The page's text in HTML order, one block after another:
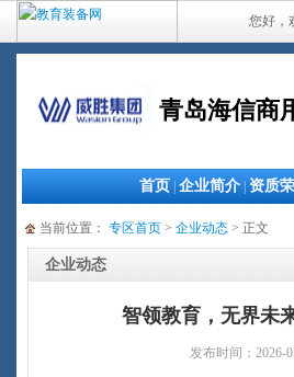
您好，
青岛海信商
首页 企业简介 资质
当前位置： 专区首页 > 企业动态 > 正文
企业动态
智领教育，无界未
发布时间：